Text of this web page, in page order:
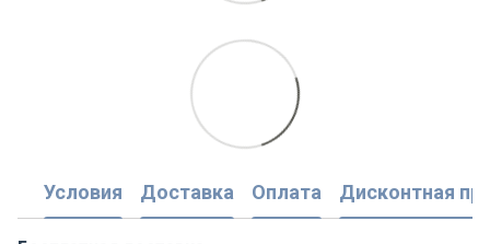
Условия Доставка Оплата Дисконтная